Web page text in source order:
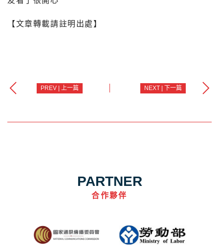
【文章轉載請註明出處】
PREV | 上一篇 NEXT | 下一篇
PARTNER
合作夥伴